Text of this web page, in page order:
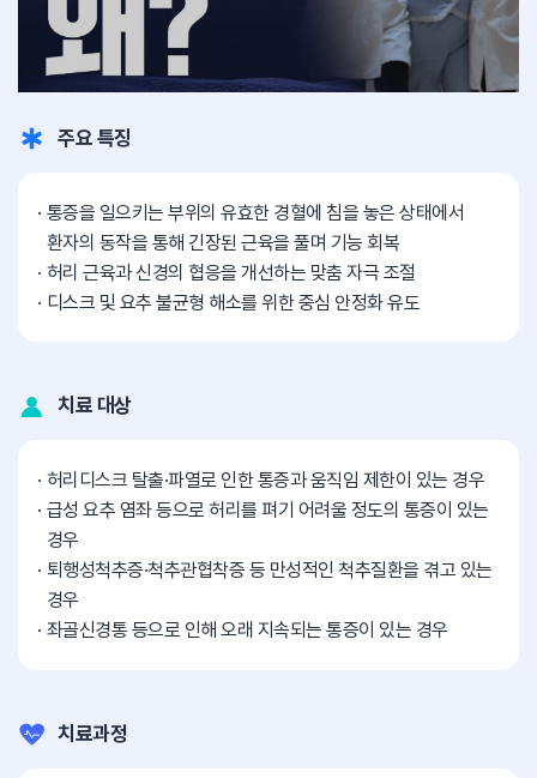
주요 특징
통증을 일으키는 부위의 유효한 경혈에 침을 놓은 상태에서
환자의 동작을 통해 긴장된 근육을 풀며 기능 회복
허리 근육과 신경의 협응을 개선하는 맞춤 자극 조절
디스크 및 요추 불균형 해소를 위한 중심 안정화 유도
치료 대상
허리디스크 탈출·파열로 인한 통증과 움직임 제한이 있는 경우
급성 요추 염좌 등으로 허리를 펴기 어려울 정도의 통증이 있는
경우
퇴행성척추증·척추관협착증 등 만성적인 척추질환을 겪고 있는
경우
좌골신경통 등으로 인해 오래 지속되는 통증이 있는 경우
치료과정